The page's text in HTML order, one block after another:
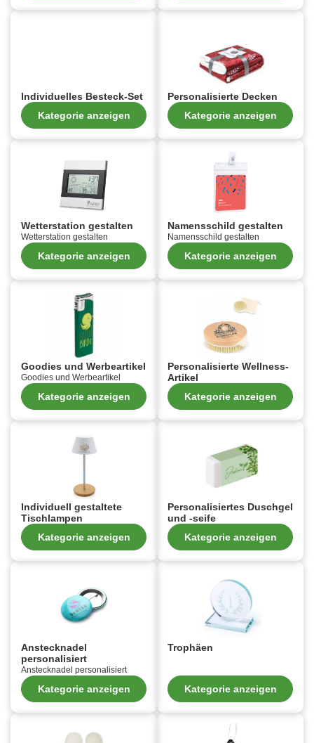
Individuelles Besteck-Set
Kategorie anzeigen
Personalisierte Decken
Kategorie anzeigen
Wetterstation gestalten
Wetterstation gestalten
Kategorie anzeigen
Namensschild gestalten
Namensschild gestalten
Kategorie anzeigen
Goodies und Werbeartikel
Goodies und Werbeartikel
Kategorie anzeigen
Personalisierte Wellness-
Artikel
Kategorie anzeigen
Individuell gestaltete
Tischlampen
Kategorie anzeigen
Personalisiertes Duschgel
und -seife
Kategorie anzeigen
Anstecknadel
personalisiert
Anstecknadel personalisiert
Kategorie anzeigen
Trophäen
Kategorie anzeigen